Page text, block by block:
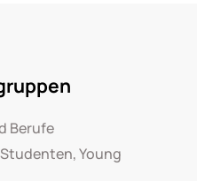
Berufe
Young